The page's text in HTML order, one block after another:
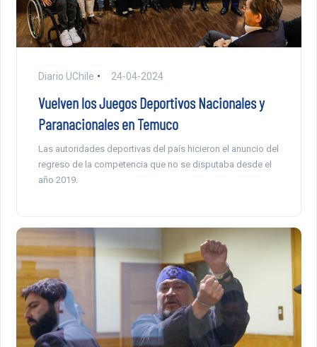
Diario UChile 24-04-2024
Vuelven los Juegos Deportivos Nacionales y
Paranacionales en Temuco
Las autoridades deportivas del país hicieron el anuncio del
regreso de la competencia que no se disputaba desde el
año 2019.